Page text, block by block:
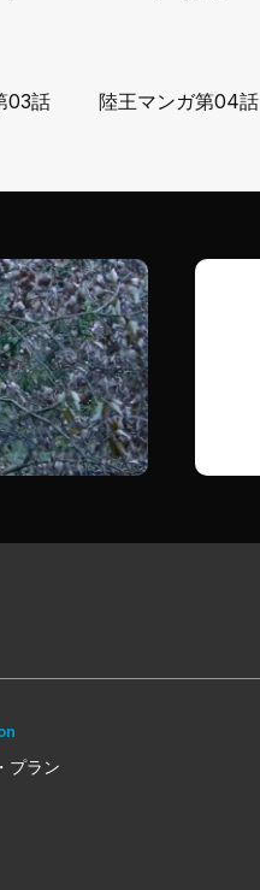
03話 陸王マンガ第04話
プラン